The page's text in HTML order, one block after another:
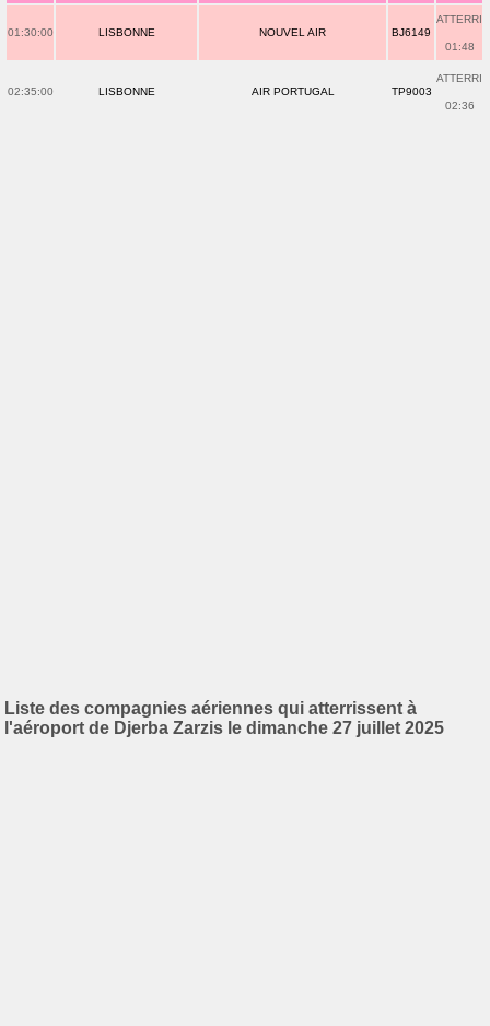
01:30:00 LISBONNE NOUVEL AIR BJ6149
ATTERRI
01:48
02:35:00 LISBONNE AIR PORTUGAL TP9003
ATTERRI
02:36
Liste des compagnies aériennes qui atterrissent à
l'aéroport de Djerba Zarzis le dimanche 27 juillet 2025